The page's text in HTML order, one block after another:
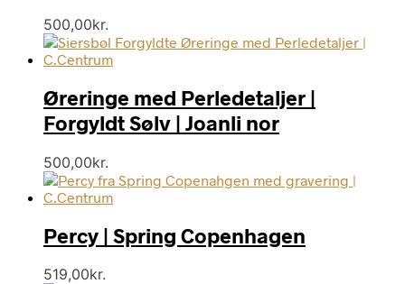
500,00kr.
Øreringe med Perledetaljer |
Forgyldt Sølv | Joanli nor
500,00kr.
Percy | Spring Copenhagen
519,00kr.